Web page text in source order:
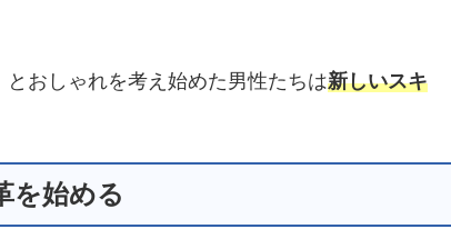
とおしゃれを考え始めた男性たちは新しいスキ
を始める